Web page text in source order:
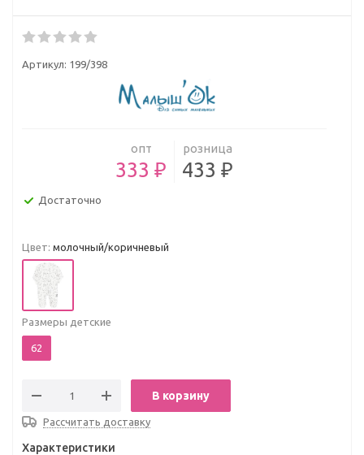
Артикул: 199/398
опт
333 ₽
розница
433 ₽
Достаточно
Цвет: молочный/коричневый
Размеры детские
62
В корзину
Рассчитать доставку
Характеристики